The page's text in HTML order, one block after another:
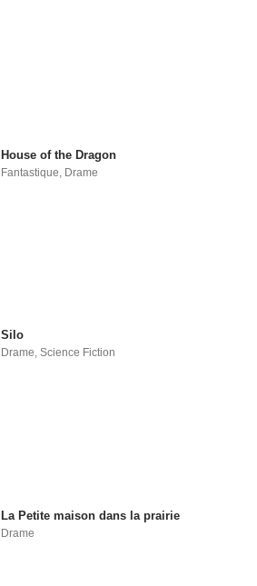
House of the Dragon
Fantastique, Drame
Silo
Drame,Science Fiction
La Petite maison dans la prairie
Drame